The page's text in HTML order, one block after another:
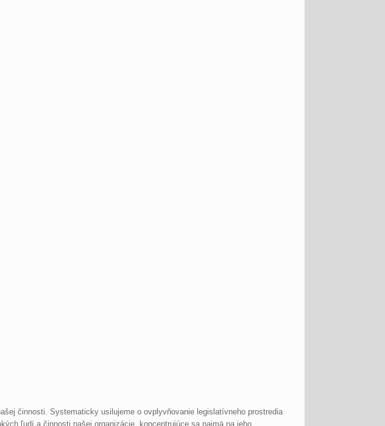
činnosti. Systematicky usilujeme o ovplyvňovanie legislatívneho prostredia
ľudí a činnosti našej organizácie, koncentrujúce sa najmä na jeho